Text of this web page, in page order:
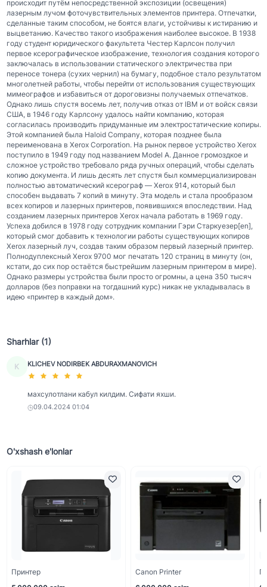
происходит путём непосредственной экспозиции (освещения)
лазерным лучом фоточувствительных элементов принтера. Отпечатки,
сделанные таким способом, не боятся влаги, устойчивы к истиранию и
выцветанию. Качество такого изображения наиболее высокое. В 1938
году студент юридического факультета Честер Карлсон получил
первое ксерографическое изображение, технология создания которого
заключалась в использовании статического электричества при
переносе тонера (сухих чернил) на бумагу, подобное стало результатом
многолетней работы, чтобы перейти от использования существующих
мимеографов и избавиться от дороговизны получаемых отпечатков.
Однако лишь спустя восемь лет, получив отказ от IBM и от войск связи
США, в 1946 году Карлсону удалось найти компанию, которая
согласилась производить придуманные им электростатические копиры.
Этой компанией была Haloid Company, которая позднее была
переименована в Xerox Corporation. На рынок первое устройство Хеrоx
поступило в 1949 году под названием Model A. Данное громоздкое и
сложное устройство требовало ряда ручных операций, чтобы сделать
копию документа. И лишь десять лет спустя был коммерциализирован
полностью автоматический ксерограф — Xerox 914, который был
способен выдавать 7 копий в минуту. Эта модель и стала прообразом
всех копиров и лазерных принтеров, появившихся впоследствии. Над
созданием лазерных принтеров Xerox начала работать в 1969 году.
Успеха добился в 1978 году сотрудник компании Гэри Старкуезер[en],
который смог добавить к технологии работы существующих копиров
Xerox лазерный луч, создав таким образом первый лазерный принтер.
Полнодуплексный Xerox 9700 мог печатать 120 страниц в минуту (он,
кстати, до сих пор остаётся быстрейшим лазерным принтером в мире).
Однако размеры устройства были просто огромны, а цена 350 тысяч
долларов (без поправки на тогдашний курс) никак не укладывалась в
идею «принтер в каждый дом».
Sharhlar (1)
K KLICHEV NODIRBEK ABDURAXMANOVICH
махсулотлани кабул килдим. Сифати яхши.
09.04.2024 01:04
O'xshash e'lonlar
Принтер
Canon Printer